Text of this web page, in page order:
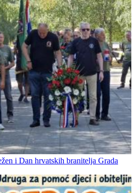
i Dan hrvatskih branitelja Grada